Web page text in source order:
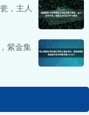
，主人
紫金集